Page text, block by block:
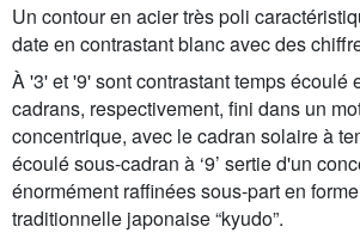
Un contour en acier très poli
date en contrastant blanc avec des
À '3' et '9' sont contrastant temps écoulé
cadrans, respectivement, fini dans un
concentrique, avec le cadran solaire à
écoulé sous-cadran à ‘9’ sertie d'un
énormément raffinées sous-part en
traditionnelle japonaise “kyudo”.